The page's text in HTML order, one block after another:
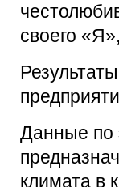
своего
Данные по
климата в